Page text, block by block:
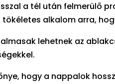
a tél után felmerülő
tökéletes alkalom arra,
lehetnek az
hogy a nappalok